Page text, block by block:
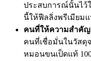
ประสบการณ์นั้นไว้
นี้ให้ฟีลลิ่งพรีเมียม
คนที่ให้ความสำคัญ
คนที่เชื่อมั่นในวัสดุ
หมอนขนเป็ดแท้